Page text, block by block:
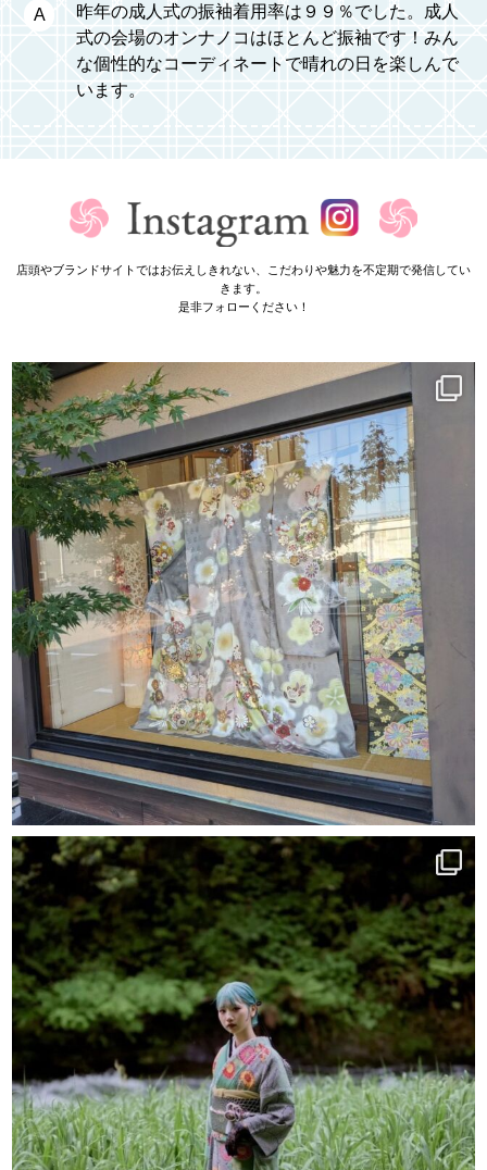
昨年の成人式の振袖着用率は９９％でした。成人
式の会場のオンナノコはほとんど振袖です！みん
な個性的なコーディネートで晴れの日を楽しんで
います。
店頭やブランドサイトではお伝えしきれない、こだわりや魅力を不定期で発信してい
きます。
是非フォローください！